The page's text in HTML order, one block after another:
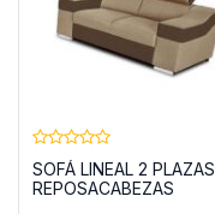
SOFÁ LINEAL 2 PLAZAS
REPOSACABEZAS